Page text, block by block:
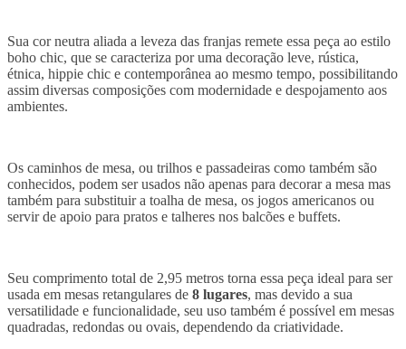
Sua cor neutra aliada a leveza das franjas remete essa peça ao estilo
boho chic, que se caracteriza por uma decoração leve, rústica,
étnica, hippie chic e contemporânea ao mesmo tempo, possibilitando
assim diversas composições com modernidade e despojamento aos
ambientes.
Os caminhos de mesa, ou trilhos e passadeiras como também são
conhecidos, podem ser usados não apenas para decorar a mesa mas
também para substituir a toalha de mesa, os jogos americanos ou
servir de apoio para pratos e talheres nos balcões e buffets.
Seu comprimento total de 2,95 metros torna essa peça ideal para ser
usada em mesas retangulares de 8 lugares, mas devido a sua
versatilidade e funcionalidade, seu uso também é possível em mesas
quadradas, redondas ou ovais, dependendo da criatividade.